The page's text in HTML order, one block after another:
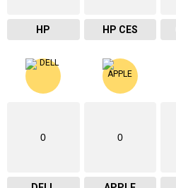
HP HP CES
0 0